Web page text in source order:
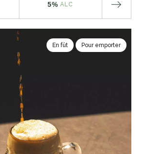
5% ALC
En fût Pour emporter